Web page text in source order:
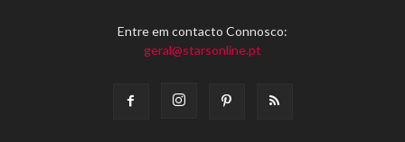
Entre em contacto Connosco:
geral@starsonline.pt